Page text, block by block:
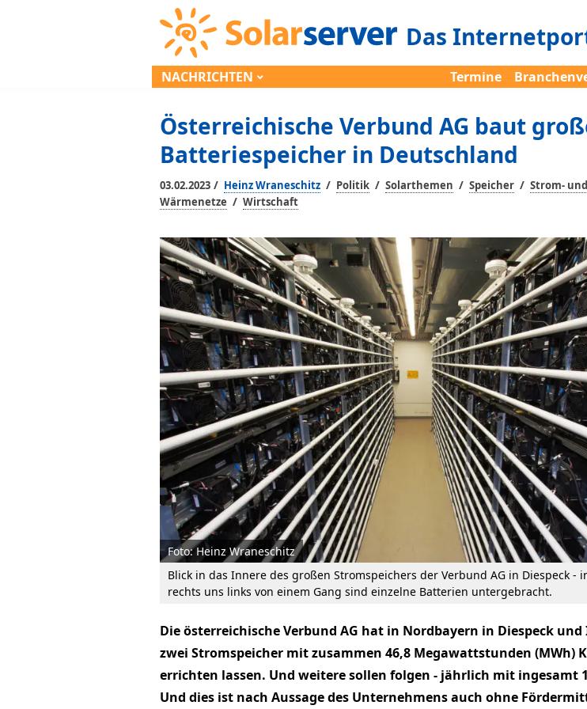
Das
NACHRICHTEN Termine
Österreichische Verbund AG baut
Batteriespeicher in Deutschland
03.02.2023 / Heinz Wraneschitz / Politik / Solarthemen / Speicher / Strom- und
Wärmenetze / Wirtschaft
Foto: Heinz Wraneschitz
Blick in das Innere des großen Stromspeichers der Verbund AG in Diespeck -
rechts uns links von einem Gang sind einzelne Batterien untergebracht.
Die österreichische Verbund AG hat in Nordbayern in Diespeck
zwei Stromspeicher mit zusammen 46,8 Megawattstunden (MWh)
errichten lassen. Und weitere sollen folgen - jährlich mit ingesamt
Und dies ist nach Aussage des Unternehmens auch ohne